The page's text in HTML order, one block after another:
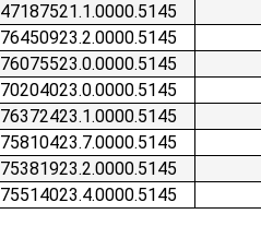
47187521.1.0000.5145
76450923.2.0000.5145
76075523.0.0000.5145
70204023.0.0000.5145
76372423.1.0000.5145
75810423.7.0000.5145
75381923.2.0000.5145
75514023.4.0000.5145